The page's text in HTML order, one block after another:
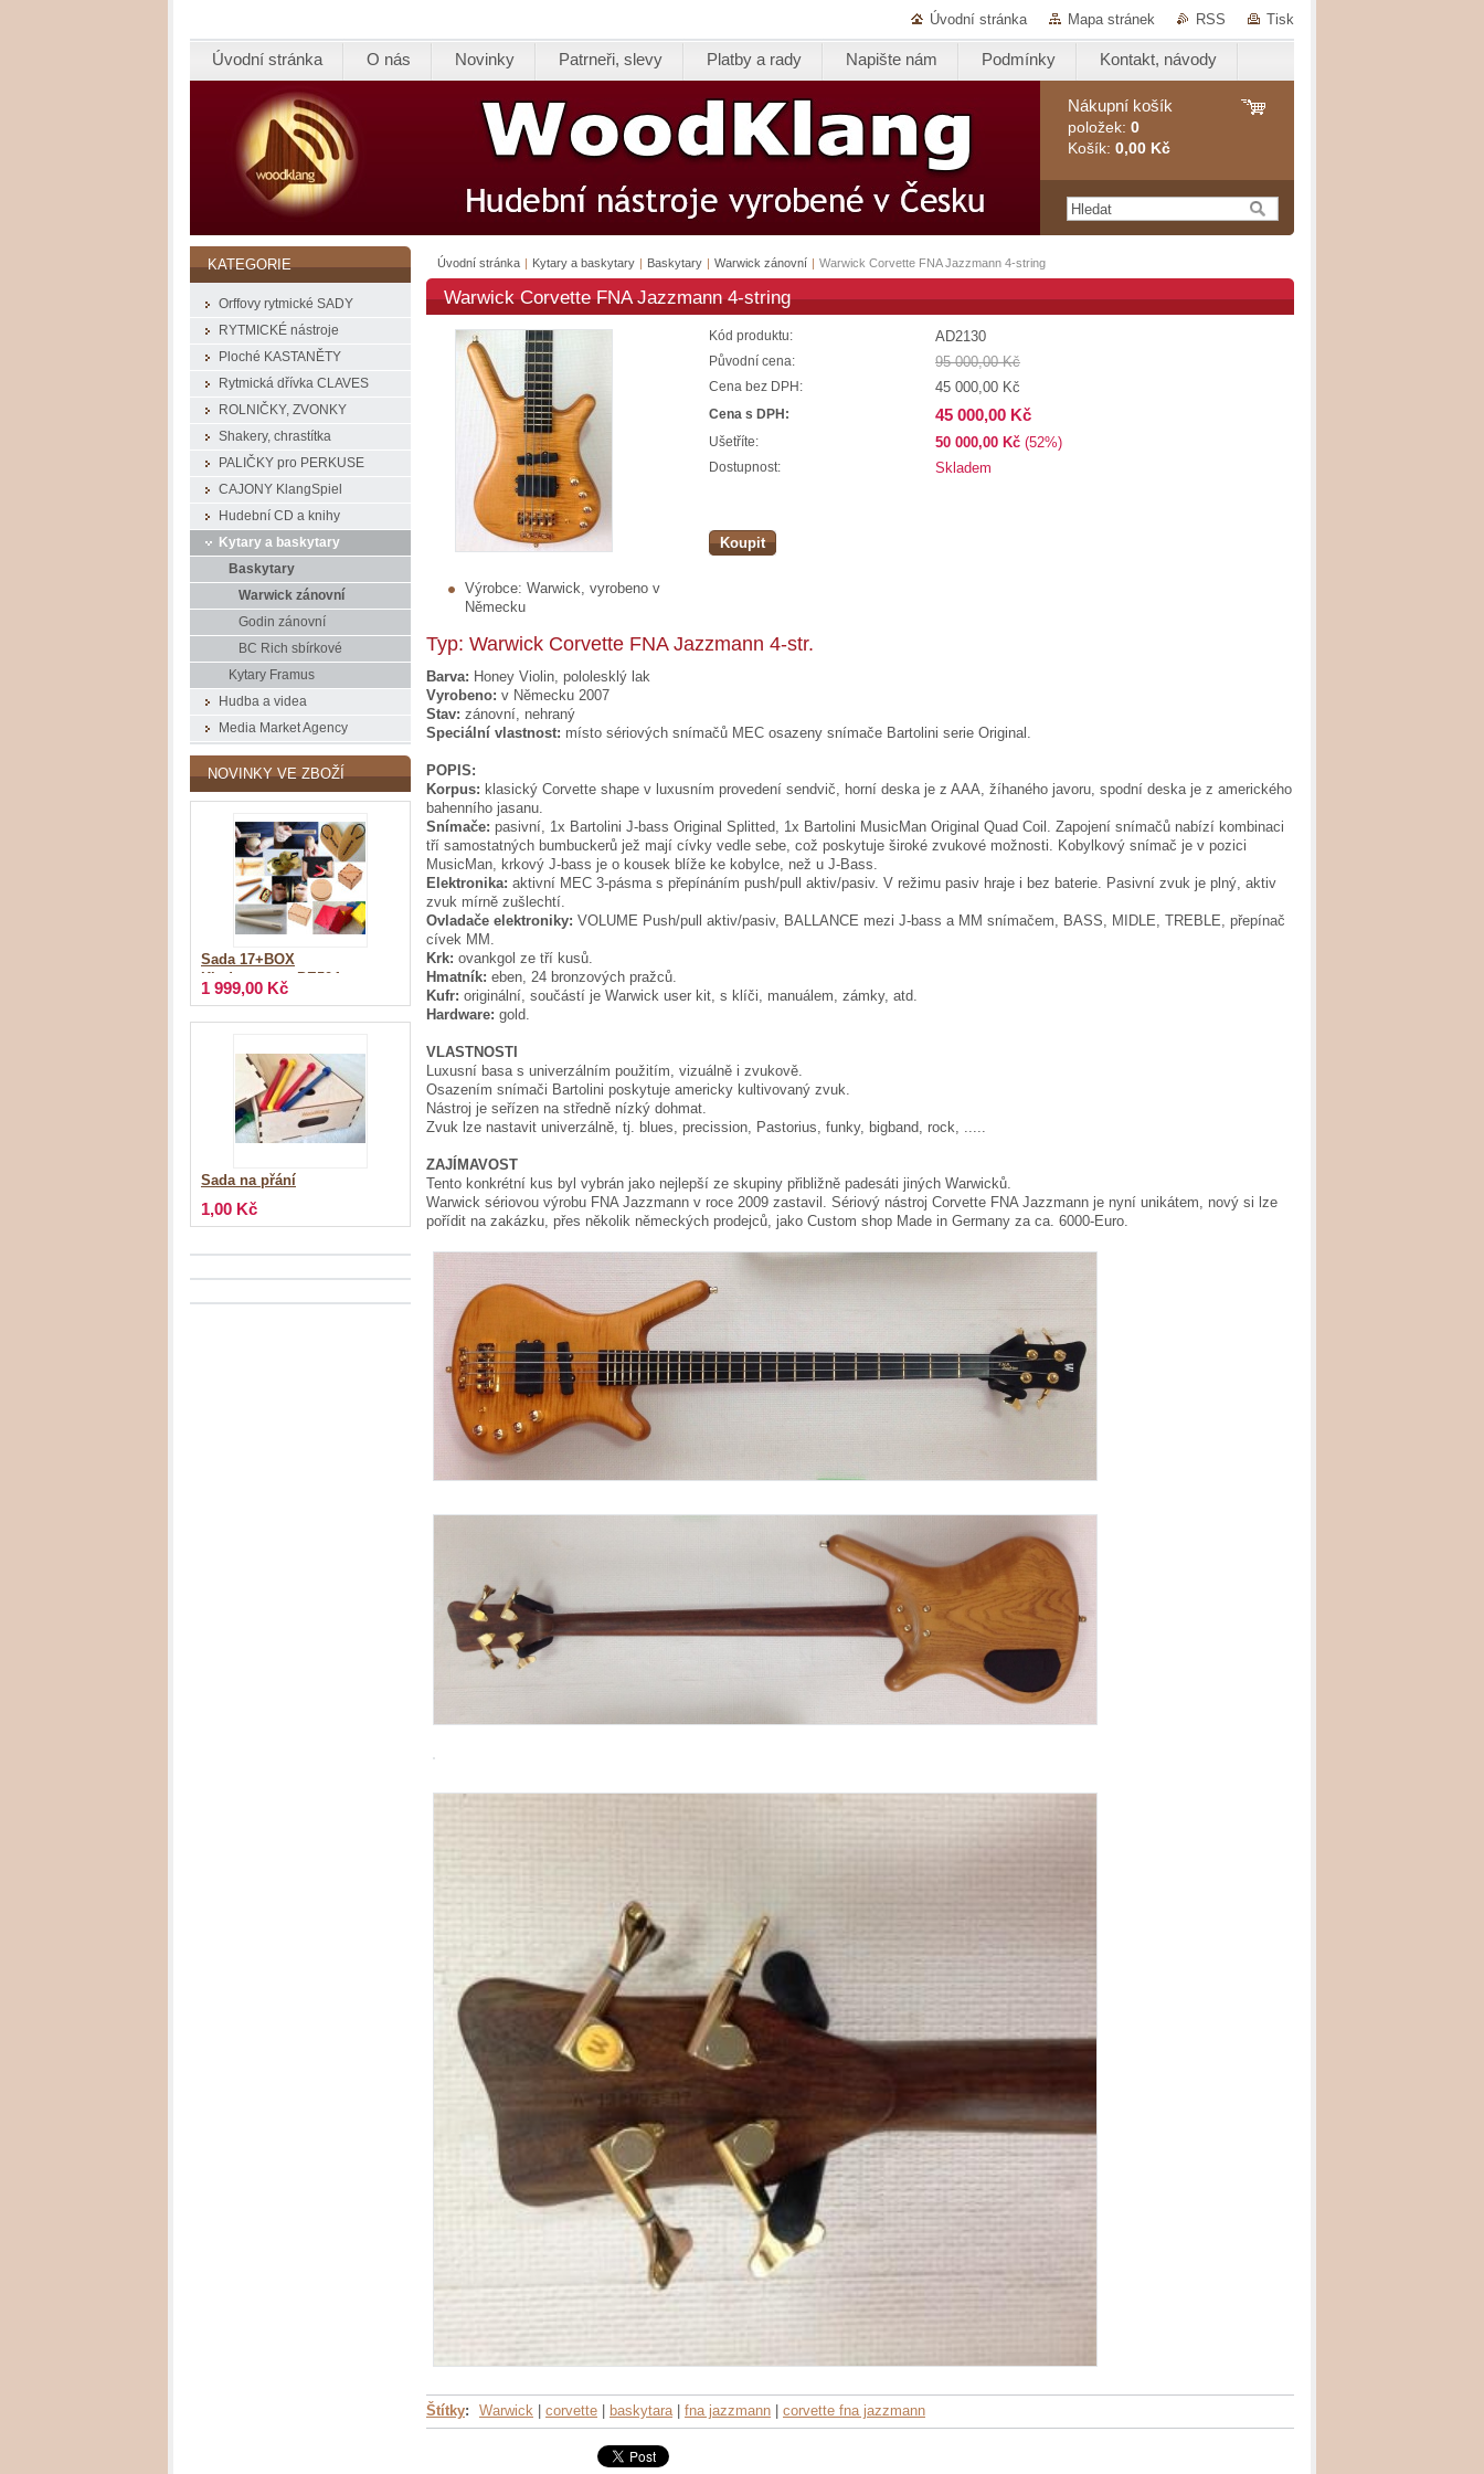
Úvodní stránka Mapa stránek RSS Tisk
Úvodní stránka O nás Novinky Patrneři, slevy Platby a rady Napište nám Podmínky Kontakt, návody
Nákupní košík
položek: 0
Košík: 0,00 Kč
Úvodní stránka | Kytary a baskytary | Baskytary | Warwick zánovní | Warwick Corvette FNA Jazzmann 4-string
Warwick Corvette FNA Jazzmann 4-string
Výrobce: Warwick, vyrobeno v
Německu
Kód produktu: AD2130
Původní cena: 95 000,00 Kč
Cena bez DPH: 45 000,00 Kč
Cena s DPH: 45 000,00 Kč
Ušetříte: 50 000,00 Kč (52%)
Dostupnost: Skladem
Koupit
Typ: Warwick Corvette FNA Jazzmann 4-str.
Barva: Honey Violin, pololesklý lak
Vyrobeno: v Německu 2007
Stav: zánovní, nehraný
Speciální vlastnost: místo sériových snímačů MEC osazeny snímače Bartolini serie Original.
POPIS:
Korpus: klasický Corvette shape v luxusním provedení sendvič, horní deska je z AAA, žíhaného javoru, spodní deska je z amerického
bahenního jasanu.
Snímače: pasivní, 1x Bartolini J-bass Original Splitted, 1x Bartolini MusicMan Original Quad Coil. Zapojení snímačů nabízí kombinaci
tří samostatných bumbuckerů jež mají cívky vedle sebe, což poskytuje široké zvukové možnosti. Kobylkový snímač je v pozici
MusicMan, krkový J-bass je o kousek blíže ke kobylce, než u J-Bass.
Elektronika: aktivní MEC 3-pásma s přepínáním push/pull aktiv/pasiv. V režimu pasiv hraje i bez baterie. Pasivní zvuk je plný, aktiv
zvuk mírně zušlechtí.
Ovladače elektroniky: VOLUME Push/pull aktiv/pasiv, BALLANCE mezi J-bass a MM snímačem, BASS, MIDLE, TREBLE, přepínač
cívek MM.
Krk: ovankgol ze tří kusů.
Hmatník: eben, 24 bronzových pražců.
Kufr: originální, součástí je Warwick user kit, s klíči, manuálem, zámky, atd.
Hardware: gold.
VLASTNOSTI
Luxusní basa s univerzálním použitím, vizuálně i zvukově.
Osazením snímači Bartolini poskytuje americky kultivovaný zvuk.
Nástroj je seřízen na středně nízký dohmat.
Zvuk lze nastavit univerzálně, tj. blues, precission, Pastorius, funky, bigband, rock, .....
ZAJÍMAVOST
Tento konkrétní kus byl vybrán jako nejlepší ze skupiny přibližně padesáti jiných Warwicků.
Warwick sériovou výrobu FNA Jazzmann v roce 2009 zastavil. Sériový nástroj Corvette FNA Jazzmann je nyní unikátem, nový si lze
pořídit na zakázku, přes několik německých prodejců, jako Custom shop Made in Germany za ca. 6000-Euro.
Štítky: Warwick corvette baskytara fna jazzmann corvette fna jazzmann
KATEGORIE
Orffovy rytmické SADY
RYTMICKÉ nástroje
Ploché KASTANĚTY
Rytmická dřívka CLAVES
ROLNIČKY, ZVONKY
Shakery, chrastítka
PALIČKY pro PERKUSE
CAJONY KlangSpiel
Hudební CD a knihy
Kytary a baskytary
Baskytary
Warwick zánovní
Godin zánovní
BC Rich sbírkové
Kytary Framus
Hudba a videa
Media Market Agency
NOVINKY VE ZBOŽÍ
Sada 17+BOX
Kindergarten_PE504
1 999,00 Kč
Sada na přání
1,00 Kč